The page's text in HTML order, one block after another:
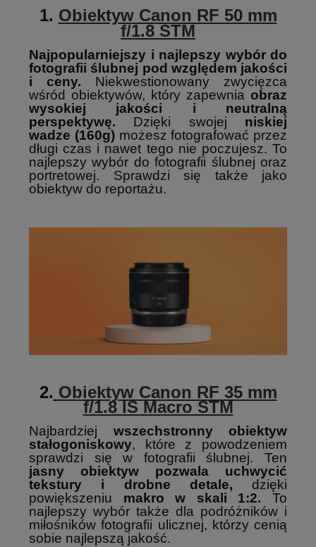
1. Obiektyw Canon RF 50 mm
f/1.8 STM
Najpopularniejszy i najlepszy wybór do
fotografii ślubnej pod względem jakości
i ceny. Niekwestionowany zwycięzca
wśród obiektywów, który zapewnia obraz
wysokiej jakości i neutralną
perspektywę. Dzięki swojej niskiej
wadze (160g)możesz fotografować przez
długi czas i nawet tego nie poczujesz. To
najlepszy wybór do fotografii ślubnej oraz
portretowej. Sprawdzi się także jako
obiektyw do reportażu.
2. Obiektyw Canon RF 35 mm
f/1.8 IS Macro STM
Najbardziej wszechstronny obiektyw
stałogoniskowy, które z powodzeniem
sprawdzi się w fotografii ślubnej. Ten
jasny obiektyw pozwala uchwycić
tekstury i drobne detale, dzięki
powiększeniu makro w skali 1:2. To
najlepszy wybór także dla podróżników i
miłośników fotografii ulicznej, którzy cenią
sobie najlepszą jakość.